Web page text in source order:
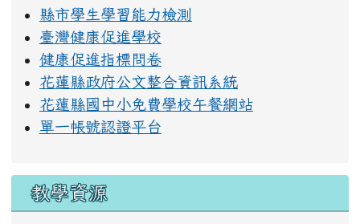
縣市學生學習能力檢測
臺灣健康促進學校
健康促進指標問卷
花蓮縣政府公文整合資訊系統
花蓮縣國中小免費學校午餐網站
單一帳號認證平台
教學資源